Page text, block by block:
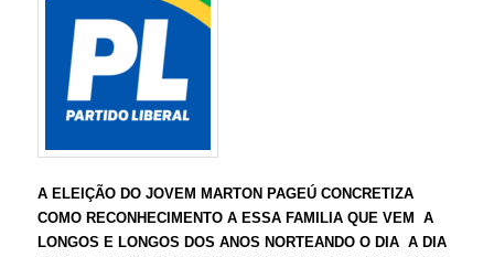
A ELEIÇÃO DO JOVEM MARTON PAGEÚ CONCRETIZA
COMO RECONHECIMENTO A ESSA FAMILIA QUE VEM A
LONGOS E LONGOS DOS ANOS NORTEANDO O DIA A DIA